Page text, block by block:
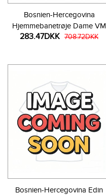
Bosnien-Hercegovina
Hjemmebanetrøje Dame VM
2026 Kortærmet
283.47DKK 708.72DKK
Bosnien-Hercegovina Edin